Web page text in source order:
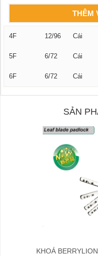
THÊM
4F 12/96 Cái
5F 6/72 Cái
6F 6/72 Cái
SẢN
KHOÁ